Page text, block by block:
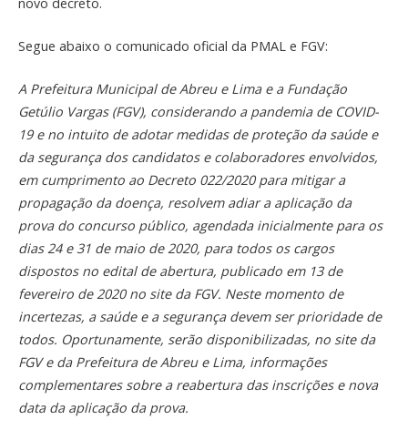
novo decreto.
Segue abaixo o comunicado oficial da PMAL e FGV:
A Prefeitura Municipal de Abreu e Lima e a Fundação
Getúlio Vargas (FGV), considerando a pandemia de COVID-
19 e no intuito de adotar medidas de proteção da saúde e
da segurança dos candidatos e colaboradores envolvidos,
em cumprimento ao Decreto 022/2020 para mitigar a
propagação da doença, resolvem adiar a aplicação da
prova do concurso público, agendada inicialmente para os
dias 24 e 31 de maio de 2020, para todos os cargos
dispostos no edital de abertura, publicado em 13 de
fevereiro de 2020 no site da FGV. Neste momento de
incertezas, a saúde e a segurança devem ser prioridade de
todos. Oportunamente, serão disponibilizadas, no site da
FGV e da Prefeitura de Abreu e Lima, informações
complementares sobre a reabertura das inscrições e nova
data da aplicação da prova.